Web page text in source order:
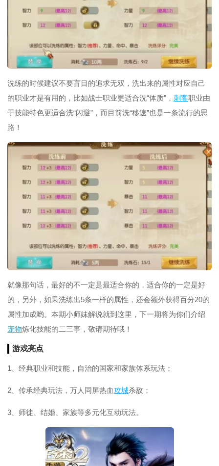
洗练的时候建议不要盲目的追求无双，洗出来的属性对应自己
的职业才是有用的，比如战士职业更适合洗“体质”， 刺客职业由
于技能特色更适合洗“闪避”，而目前洗“移速”也是一条流行的思
路！
就像那句话，最好的不一定是最适合你的，适合你的一定是好
的，另外，如果洗练出5条一样的属性，还会额外获得百分20的
属性加成哟。本期小师妹解说就到这里，下一期将为你们介绍
宠物炼化技能的二三事，敬请期待哦！
游戏亮点
1、经典职业和技能，自治的国家和家族体系玩法；
2、传承经典玩法，万人同屏热血攻城杀敌；
3、师徒、结婚、家族等多元化互动玩法。